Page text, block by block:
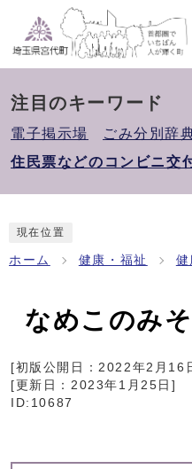
注目のキーワード
電子掲示場
ごみ分別辞
住民票などのコンビニ交
現在位置
ホーム 健康・福祉 健
なめこのみ
[初版公開日：2022年2月16
[更新日： 2023年1月25日 ]
ID:10687